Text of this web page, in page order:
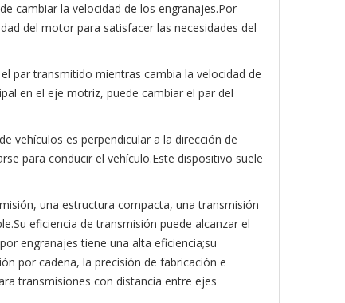
cambiar la velocidad de los engranajes.Por
del motor para satisfacer las necesidades del
par transmitido mientras cambia la velocidad de
en el eje motriz, puede cambiar el par del
vehículos es perpendicular a la dirección de
para conducir el vehículo.Este dispositivo suele
una estructura compacta, una transmisión
eficiencia de transmisión puede alcanzar el
engranajes tiene una alta eficiencia;su
por cadena, la precisión de fabricación e
transmisiones con distancia entre ejes